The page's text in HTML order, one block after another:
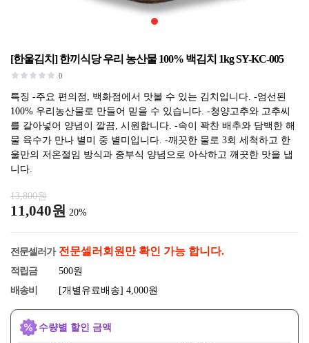
[한울김치] 한끼식당 우리 농산물 100% 백김치 1kg SY-KC-005
0
특징 -주요 편의점, 백화점에서 맛볼 수 있는 김치입니다. -엄선된
100% 우리농산물로 만들어 믿을 수 있습니다. -청양고추와 고추씨
를 갈아넣어 양념이 깔끔, 시원합니다. -속이 꽉찬 배추와 담백한 해
물 육수가 만나 별미 중 별미입니다. -깨끗한 물로 3회 세척하고 한
울만의 저온절임 방식과 중부식 양념으로 아삭하고 깨끗한 맛을 냅
니다.
13,800원
11,040원 20%
전문셀러가 전문셀러회원만 확인 가능 합니다.
적립금
500원
배송비
[개별유료배송] 4,000원
수량별 할인 금액